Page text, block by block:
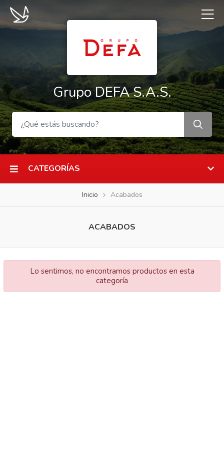
Grupo DEFA S.A.S.
CATEGORÍAS
Inicio Acabados
ACABADOS
Lo sentimos, no encontramos productos en esta
categoría